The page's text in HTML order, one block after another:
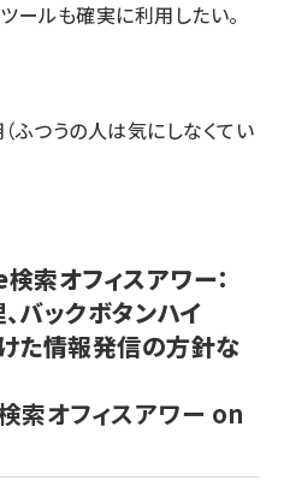
ールも確実に利用したい。
ふつうの人は気にしなくてい
オフィスアワー：
バックボタンハイ
た情報発信の方針な
索オフィスアワー on